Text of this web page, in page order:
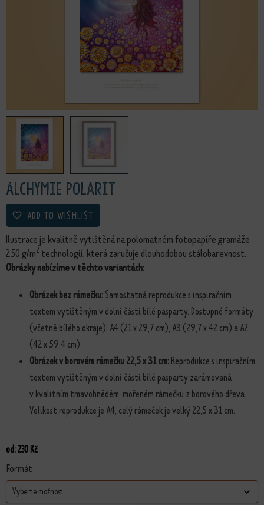
Alchymie polarit
ADD TO WISHLIST
Ilustrace je kvalitně vytištěná na polomatném fotopapíře gramáže
250 g/m2 technologií, která zaručuje dlouhodobou stálobarevnost.
Obrázky nabízíme v těchto variantách:
Obrázek bez rámečku:Samostatná reprodukce s inspiračním
textem vytištěným v dolní části bílé pasparty. Dostupné formáty
(včetně bílého okraje): A4 (21 x 29,7 cm), A3 (29,7 x 42 cm) a A2
(42 x 59,4 cm)
Obrázek v borovém rámečku 22,5 x 31 cm:Reprodukce s inspiračním
textem vytištěným v dolní části bílé pasparty zarámovaná
v kvalitním tmavohnědém, mořeném rámečku z borového dřeva.
Velikost reprodukce je A4, celý rámeček je velký 22,5 x 31 cm.
od:230 Kč
Formát